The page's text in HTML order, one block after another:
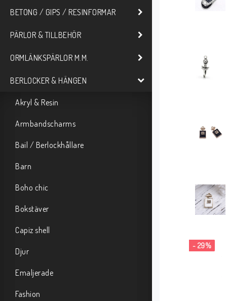
BETONG / GIPS / RESINFORMAR
PÄRLOR & TILLBEHÖR
ORMLÄNKSPÄRLOR M.M.
BERLOCKER & HÄNGEN
Akryl & Resin
Armbandscharms
Bail / Berlockhållare
Barn
Boho chic
Bokstäver
Capiz shell
Djur
Emaljerade
Fashion
- 29%